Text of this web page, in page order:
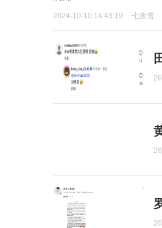
2024-10-10 14:43:19 七夜雪